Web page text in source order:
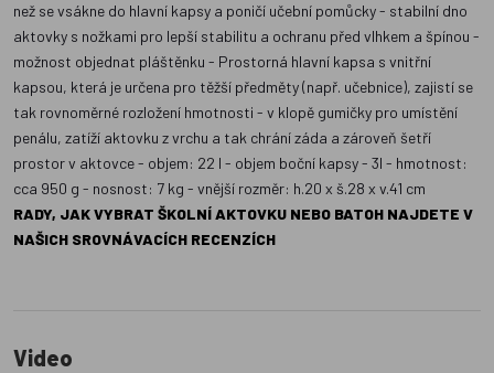
než se vsákne do hlavní kapsy a poničí učební pomůcky - stabilní dno
aktovky s nožkami pro lepší stabilitu a ochranu před vlhkem a špínou -
možnost objednat pláštěnku - Prostorná hlavní kapsa s vnitřní
kapsou, která je určena pro těžší předměty (např. učebnice), zajistí se
tak rovnoměrné rozložení hmotnosti - v klopě gumičky pro umístění
penálu, zatíží aktovku z vrchu a tak chrání záda a zároveň šetří
prostor v aktovce - objem: 22 l - objem boční kapsy - 3l - hmotnost:
cca 950 g - nosnost: 7 kg - vnější rozměr: h.20 x š.28 x v.41 cm
RADY, JAK VYBRAT ŠKOLNÍ AKTOVKU NEBO BATOH NAJDETE V
NAŠICH SROVNÁVACÍCH RECENZÍCH
Video